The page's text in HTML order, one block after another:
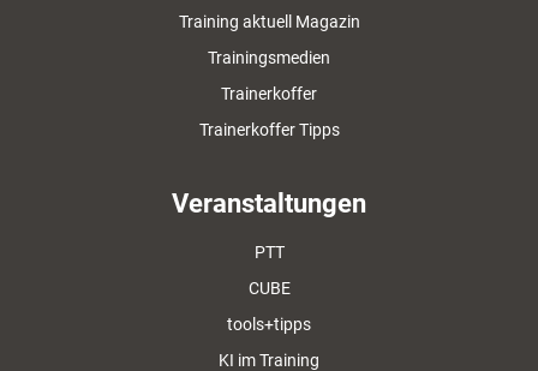
Training aktuell Magazin
Trainingsmedien
Trainerkoffer
Trainerkoffer Tipps
Veranstaltungen
PTT
CUBE
tools+tipps
KI im Training